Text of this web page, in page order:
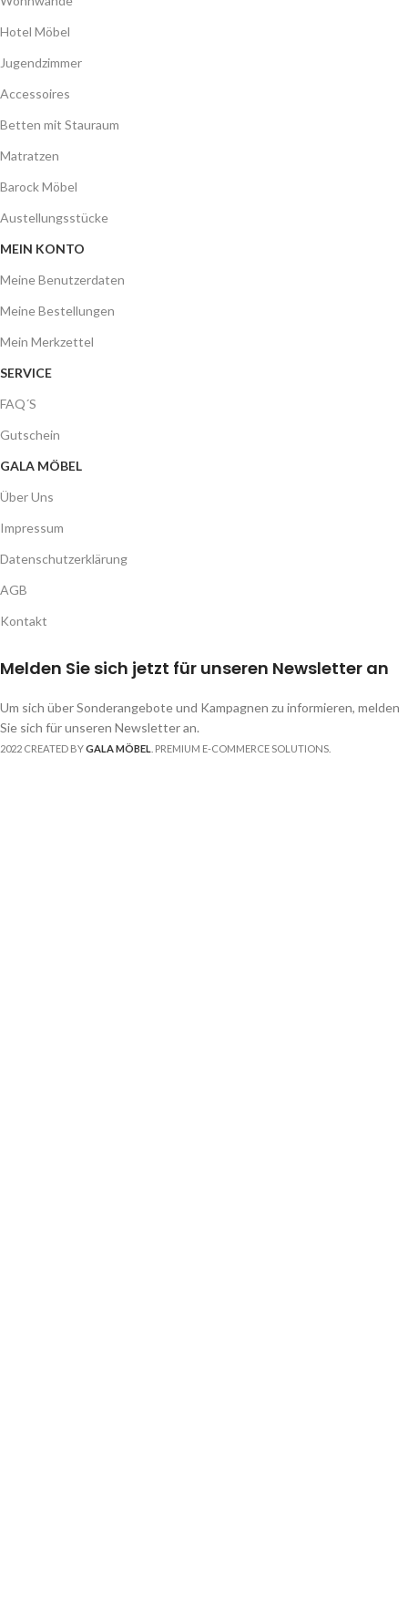
Hotel Möbel
Jugendzimmer
Accessoires
Betten mit Stauraum
Matratzen
Barock Möbel
Austellungsstücke
MEIN KONTO
Meine Benutzerdaten
Meine Bestellungen
Mein Merkzettel
SERVICE
FAQ´S
Gutschein
GALA MÖBEL
Über Uns
Impressum
Datenschutzerklärung
AGB
Kontakt
Melden Sie sich jetzt für unseren Newsletter an
Um sich über Sonderangebote und Kampagnen zu informieren, melden
Sie sich für unseren Newsletter an.
2022 CREATED BYGALA MÖBEL . PREMIUM E-COMMERCE SOLUTIONS.